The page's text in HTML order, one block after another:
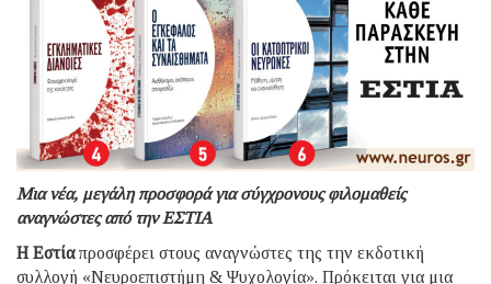
Μια νέα, μεγάλη προσφορά για σύγχρονους φιλομαθείς
αναγνώστες από την ΕΣΤΙΑ
Η Εστίαπροσφέρει στους αναγνώστες της την εκδοτική
συλλογή «Νευροεπιστήμη & Ψυχολογία». Πρόκειται για μια